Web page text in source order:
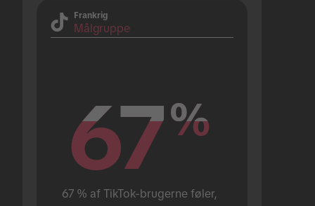
Frankrig
Målgruppe
67%
67%
67 % af TikTok-brugerne føler,